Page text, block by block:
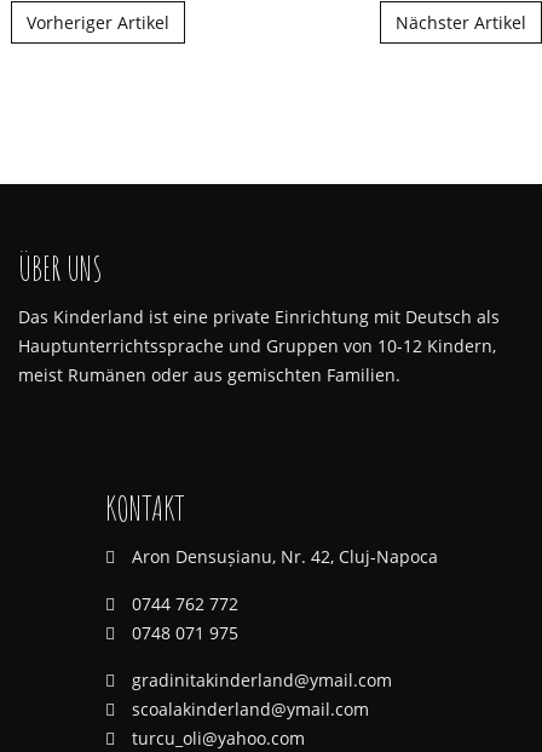
Nach der Navigation
Vorheriger Artikel Nächster Artikel
ÜBER UNS
Das Kinderland ist eine private Einrichtung mit Deutsch als
Hauptunterrichtssprache und Gruppen von 10-12 Kindern,
meist Rumänen oder aus gemischten Familien.
KONTAKT
Aron Densușianu, Nr. 42, Cluj-Napoca
0744 762 772
0748 071 975
gradinitakinderland@ymail.com
scoalakinderland@ymail.com
turcu_oli@yahoo.com